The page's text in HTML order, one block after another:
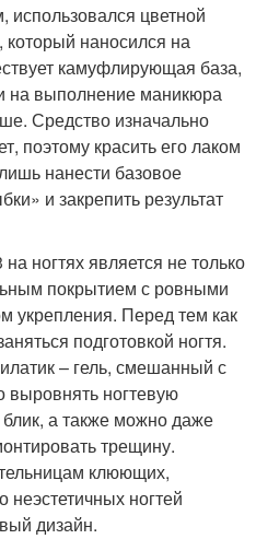
цветной
который наносился на
камуфлирующая база,
на выполнение маникюра
Средство изначально
поэтому красить его лаком
нанести базовое
и закрепить результат
ногтях является не только
покрытием с ровными
укрепления. Перед тем как
подготовкой ногтя.
– гель, смешанный с
выровнять ногтевую
а также можно даже
трещину.
клюющих,
ногтей
дизайн.